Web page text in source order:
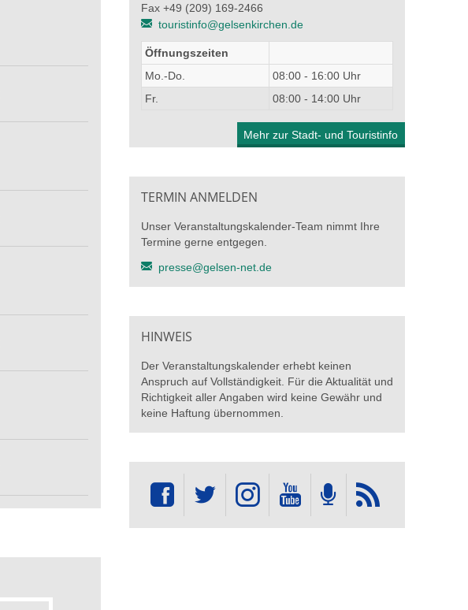
Fax +49 (209) 169-2466
touristinfo@gelsenkirchen.de
Öffnungszeiten
Mo.-Do.
08:00 - 16:00 Uhr
Fr.
08:00 - 14:00 Uhr
Mehr zur Stadt- und Touristinfo
TERMIN ANMELDEN
Unser Veranstaltungskalender-Team nimmt Ihre
Termine gerne entgegen.
presse@gelsen-net.de
HINWEIS
Der Veranstaltungskalender erhebt keinen
Anspruch auf Vollständigkeit. Für die Aktualität und
Richtigkeit aller Angaben wird keine Gewähr und
keine Haftung übernommen.